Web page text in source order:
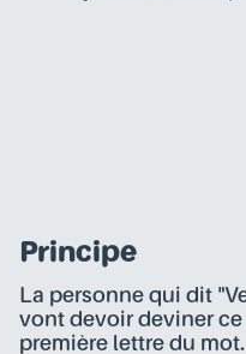
Principe
La personne qui dit
vont devoir deviner
première lettre du mot.